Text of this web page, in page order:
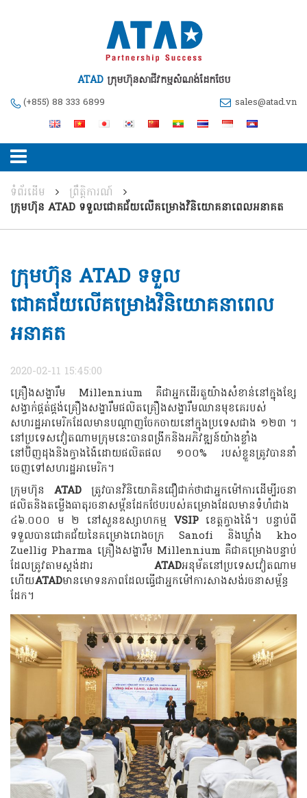
ATAD ក្រុមហ៊ុនសាជីវកម្មសំណង់ដែកថែប
(+855) 88 333 6899 sales@atad.vn
ទំព័រដើម
ព្រឹត្តិការណ៍
ក្រុមហ៊ុន ATAD ទទួលជោគជ័យលើគម្រោងវិនិយោគនាពេលអនាគត
ក្រុមហ៊ុន ATAD ទទួល
ជោគជ័យលើគម្រោងវិនិយោគនាពេល
អនាគត
2020-02-11 15:45:00
គ្រឿងសង្ហារឹម Millennium គឺជាអ្នកដើរតួយ៉ាងសំខាន់នៅក្នុងខ្សែ
សង្វាក់ផ្គត់ផ្គង់គ្រឿងសង្ហារឹមផលិតគ្រឿងសង្ហារឹមឈានមុខគេរបស់
សហរដ្ឋអាមេរិកដែលមានបណ្តាញចែកចាយនៅក្នុងប្រទេសជាង ១២៣ ។
នៅប្រទេសវៀតណាមក្រុមនេះបានពង្រីកនិងអភិវឌ្ឍន៍យ៉ាងខ្លាំង
នៅប៊ិញដុងនិងក្វាងង៉ៃដោយផលិតផល ១០០% របស់ខ្លួនត្រូវបាននាំ
ចេញទៅសហរដ្ឋអាមេរិក។
ក្រុមហ៊ុន ATAD ត្រូវបានវិនិយោគិនជឿជាក់ថាជាអ្នកម៉ៅការដើម្បីរចនា
ផលិតនិងតម្លើងធាតុរចនាសម្ព័នដែកថែបរបស់គម្រោងដែលមានទំហំជាង
៤៦.០០០ ម ២ នៅសួនឧស្សាហកម្ម VSIPខេត្តក្វាងង៉ៃ។ បន្ទាប់ពី
ទទួលបានជោគជ័យនៃគម្រោងរោងចក្រ Sanofi និងឃ្លាំង kho
Zuellig Pharma គ្រឿងសង្ហារឹម Millennium គឺជាគម្រោងបន្ទាប់
ដែលត្រូវតាមស្តង់ដារ ATADអនុម័តនៅប្រទេសវៀតណាម
ហើយATADមានមោទនភាពដែលធ្វើជាអ្នកម៉ៅការសាងសង់រចនាសម្ព័ន្ធ
ដែក។